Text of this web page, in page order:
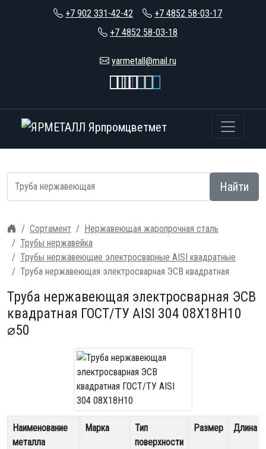
+7 902 331-42-42
+7 4852 58-03-17
+7 4852 58-03-18
yarmetall@mail.ru
Найти
Сортамент
Нержавеющая жаропрочная сталь
Трубы нержавейка
Трубы нержавеющие электросварные AISI квадратные
Труба нержавеющая электросварная ЭСВ квадратная
Труба нержавеющая электросварная ЭСВ
квадратная ГОСТ/ТУ AISI 304 08Х18Н10
⌀50
Наименование
металла
Марка
Тип
поверхности
Размер Длина